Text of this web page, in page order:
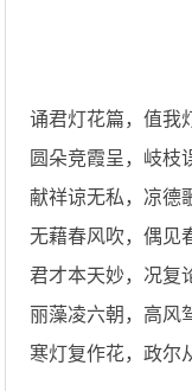
诵君灯花篇，值我
圆朵竞霞呈，岐枝
献祥谅无私，凉德
无藉春风吹，偶见
君才本天妙，况复
丽藻凌六朝，高风
寒灯复作花，政尔